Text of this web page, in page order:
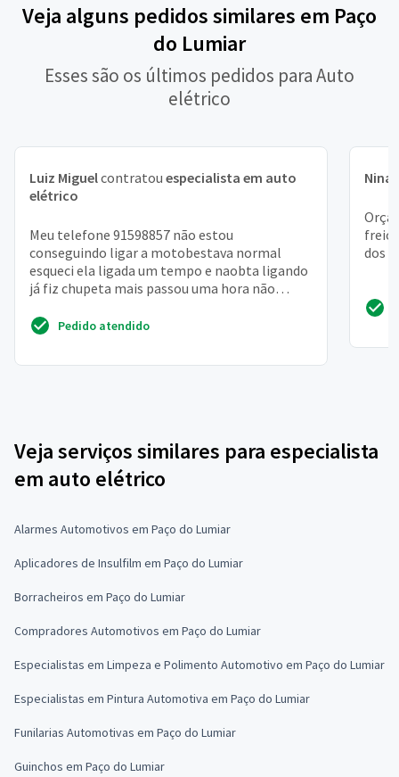
Veja alguns pedidos similares em Paço
do Lumiar
Esses são os últimos pedidos para Auto
elétrico
Luiz Miguelcontratou especialista em auto
elétrico
Meu telefone 91598857 não estou
conseguindo ligar a motobestava normal
esqueci ela ligada um tempo e naobta ligando
já fiz chupeta mais passou uma hora não
Pedido atendido
Nina
freio
dos
Veja serviços similares para especialista
em auto elétrico
Alarmes Automotivos em Paço do Lumiar
Aplicadores de Insulfilm em Paço do Lumiar
Borracheiros em Paço do Lumiar
Compradores Automotivos em Paço do Lumiar
Especialistas em Limpeza e Polimento Automotivo em Paço do Lumiar
Especialistas em Pintura Automotiva em Paço do Lumiar
Funilarias Automotivas em Paço do Lumiar
Guinchos em Paço do Lumiar